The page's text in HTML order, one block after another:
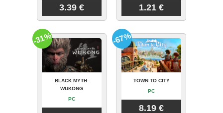
3.39 € 1.21 €
BLACK MYTH:
WUKONG
PC
-31%
TOWN TO CITY
PC
8.19 €
-67%